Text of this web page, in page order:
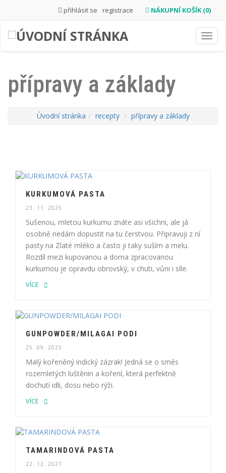
přihlásit se registrace NÁKUPNÍ KOŠÍK (0)
přípravy a základy
Úvodní stránka recepty přípravy a základy
KURKUMOVÁ PASTA
23. 11. 2025
Sušenou, mletou kurkumu znáte asi všichni, ale já
osobně nedám dopustit na tu čerstvou. Připravuji z ní
pasty na Zlaté mléko a často ji taky suším a melu.
Rozdíl mezi kupovanou a doma zpracovanou
kurkumou je opravdu obrovský, v chuti, vůni i síle.
VÍCE
GUNPOWDER/MILAGAI PODI
25. 09. 2025
Malý kořeněný indický zázrak! Jedná se o směs
rozemletých luštěnin a koření, která perfektně
dochutí idli, dosu nebo rýži.
VÍCE
TAMARINDOVÁ PASTA
22. 12. 2021